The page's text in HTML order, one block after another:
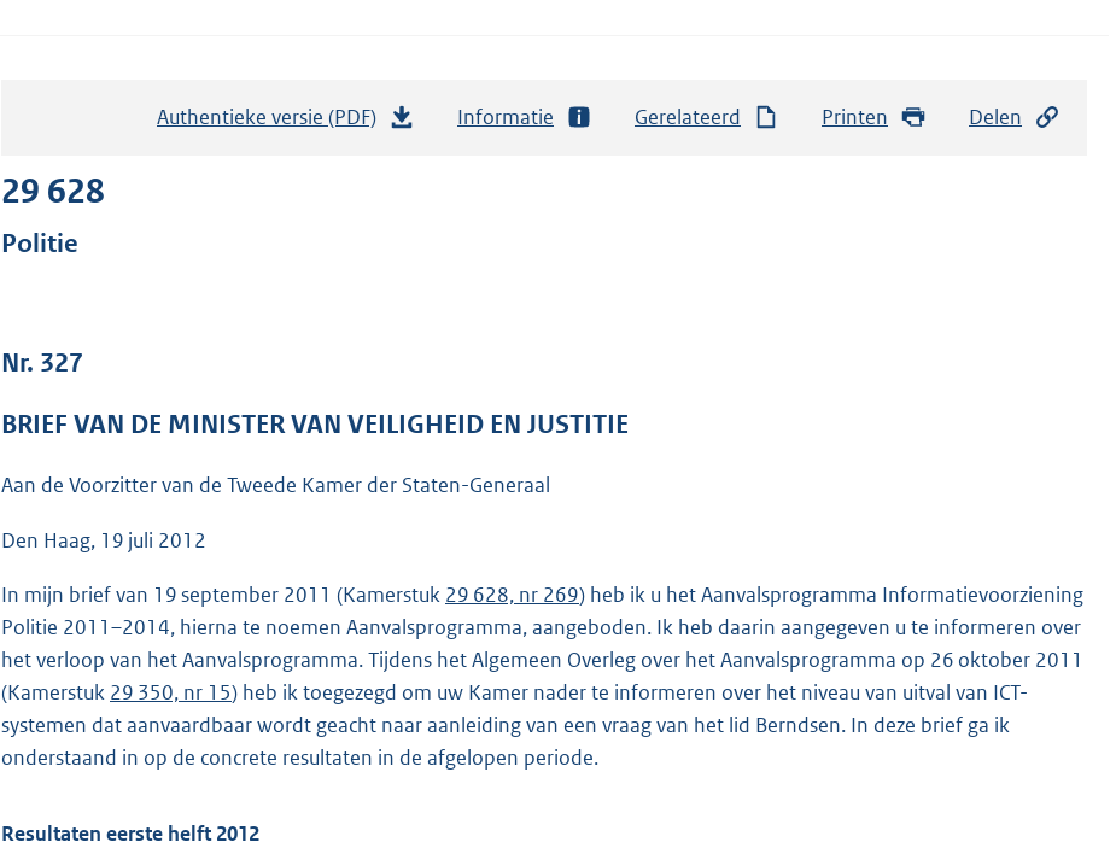
Authentieke versie (PDF)
r
o
:
5
8
K
b
Informatie Gerelateerd Printen Delen
29 628
Politie
Nr. 327
BRIEF VAN DE MINISTER VAN VEILIGHEID EN JUSTITIE
Aan de Voorzitter van de Tweede Kamer der Staten-Generaal
Den Haag, 19 juli 2012
In mijn brief van 19 september 2011 (Kamerstuk 29 628, nr 269) heb ik u het Aanvalsprogramma Informatievoorziening
Politie 2011–2014, hierna te noemen Aanvalsprogramma, aangeboden. Ik heb daarin aangegeven u te informeren over
het verloop van het Aanvalsprogramma. Tijdens het Algemeen Overleg over het Aanvalsprogramma op 26 oktober 2011
(Kamerstuk 29 350, nr 15) heb ik toegezegd om uw Kamer nader te informeren over het niveau van uitval van ICT-
systemen dat aanvaardbaar wordt geacht naar aanleiding van een vraag van het lid Berndsen. In deze brief ga ik
onderstaand in op de concrete resultaten in de afgelopen periode.
Resultaten eerste helft 2012